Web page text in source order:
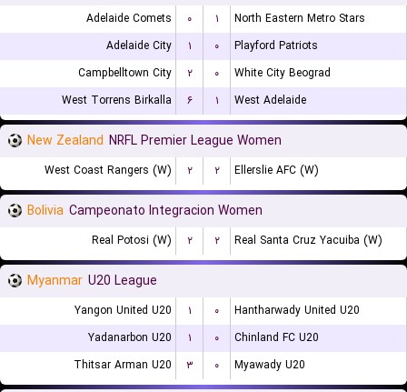
Adelaide Comets ۰ ۱
North Eastern Metro Stars
Adelaide City
۱ ۰
Playford Patriots
Campbelltown City
۲ ۰
White City Beograd
West Torrens Birkalla
۶ ۱ West Adelaide
New Zealand NRFL Premier League Women
West Coast Rangers (W) ۲ ۲ Ellerslie AFC (W)
Bolivia Campeonato Integracion Women
Real Potosi (W) ۲ ۲ Real Santa Cruz Yacuiba (W)
Myanmar U20 League
Yangon United U20 ۱ ۰
Hantharwady United U20
Yadanarbon U20
۱ ۰
Chinland FC U20
Thitsar Arman U20
۳ ۰ Myawady U20